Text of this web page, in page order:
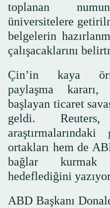
toplanan
üniversitelere
belgelerin
çalışacaklarını
Çin’in kaya
paylaşma
başlayan ticaret
geldi.
ortakları hem de
bağlar kurmak
hedeflediğini
ABD Başkanı